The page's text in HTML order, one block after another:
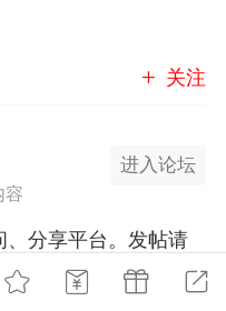
，规范
关注
容
进入论坛
、分享平台。发帖请
信息！